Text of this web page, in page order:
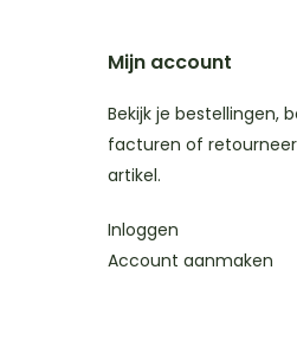
Mijn account
Bekijk je bestellingen,
facturen of
artikel.
Inloggen
Account aanmaken